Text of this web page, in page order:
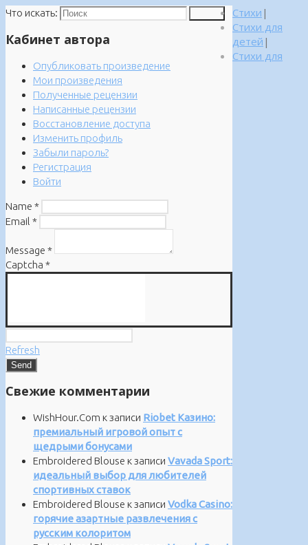
Что искать:
Кабинет автора
Опубликовать произведение
Мои произведения
Полученные рецензии
Написанные рецензии
Восстановление доступа
Изменить профиль
Забыли пароль?
Регистрация
Войти
Name *
Email *
Message *
Captcha *
Refresh
Свежие комментарии
WishHour.Com к записи Riobet Казино:
премиальный игровой опыт с
щедрыми бонусами
Embroidered Blouse к записи Vavada Sport:
идеальный выбор для любителей
спортивных ставок
Embroidered Blouse к записи Vodka Casino:
горячие азартные развлечения с
русским колоритом
Стихи |
Стихи для
детей |
Стихи для